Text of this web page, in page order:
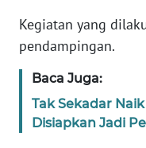
Kegiatan yang
pendampingan.
Baca Juga:
Tak Sekadar
Disiapkan Jadi
BARAT
RIAU
WN